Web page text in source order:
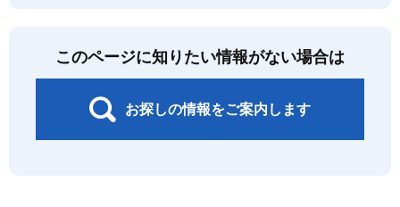
このページに知りたい情報がない場合は
お探しの情報をご案内します